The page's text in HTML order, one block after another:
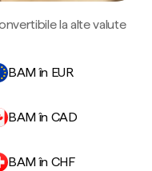
la alte valute
BAM în EUR
BAM în CAD
BAM în CHF